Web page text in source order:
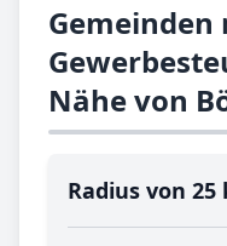
Nähe von
Radius von 25